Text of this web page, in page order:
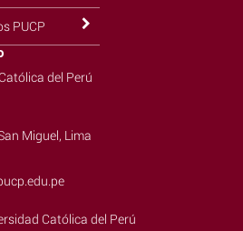
PUCP
del Perú
Miguel, Lima
Católica del Perú